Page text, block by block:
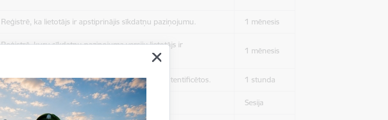
Reģistrē, ka lietotājs ir apstiprinājis sīkdatņu paziņojumu. 1 mēnesis
Reģistrē, kuru sīkdatņu paziņojuma versiju lietotājs ir
1 mēnesis
Nepieciešams tikai satura administratoriem, lai autentificētos. 1 stunda
Sesijas uzturēšana no slodzes dalīšanas viedokļa. Sesija